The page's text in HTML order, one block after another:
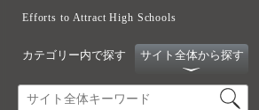
Efforts to Attract High Schools
カテゴリー内で探す サイト全体から探す